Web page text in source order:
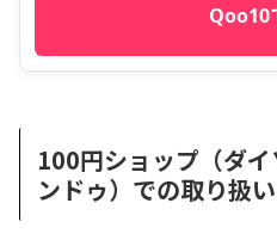
Qoo10
100円ショップ（ダ
ンドゥ）での取り扱